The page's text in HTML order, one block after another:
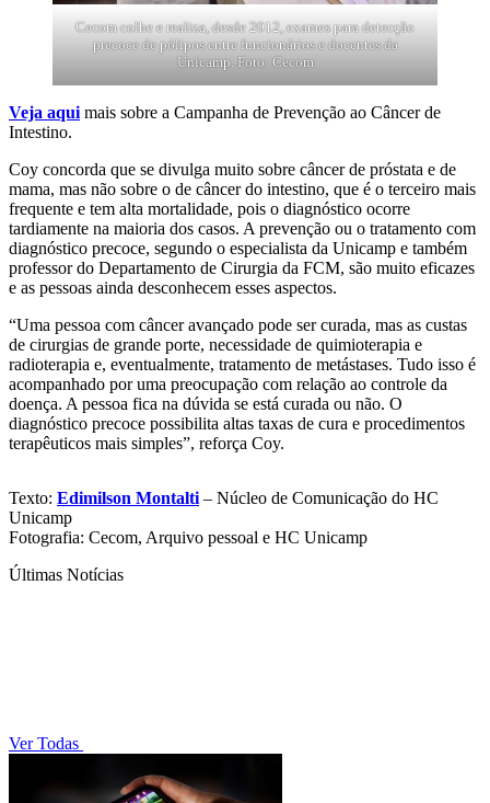
Cecom colhe e realiza, desde 2012, exames para detecção
precoce de pólipos entre funcionários e docentes da
Unicamp. Foto: Cecom
Veja aquimais sobre a Campanha de Prevenção ao Câncer de
Intestino.
Coy concorda que se divulga muito sobre câncer de próstata e de
mama, mas não sobre o de câncer do intestino, que é o terceiro mais
frequente e tem alta mortalidade, pois o diagnóstico ocorre
tardiamente na maioria dos casos. A prevenção ou o tratamento com
diagnóstico precoce, segundo o especialista da Unicamp e também
professor do Departamento de Cirurgia da FCM, são muito eficazes
e as pessoas ainda desconhecem esses aspectos.
“Uma pessoa com câncer avançado pode ser curada, mas as custas
de cirurgias de grande porte, necessidade de quimioterapia e
radioterapia e, eventualmente, tratamento de metástases. Tudo isso é
acompanhado por uma preocupação com relação ao controle da
doença. A pessoa fica na dúvida se está curada ou não. O
diagnóstico precoce possibilita altas taxas de cura e procedimentos
terapêuticos mais simples”, reforça Coy.
Texto: Edimilson Montalti– Núcleo de Comunicação do HC
Unicamp
Fotografia: Cecom, Arquivo pessoal e HC Unicamp
Últimas Notícias
Ver Todas